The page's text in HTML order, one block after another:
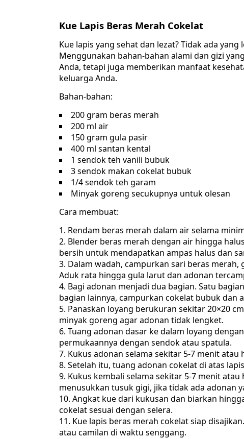
Kue Lapis Beras Merah Cokelat
Kue lapis yang sehat dan lezat? Tidak ada
Menggunakan bahan-bahan alami dan gizi
Anda, tetapi juga memberikan manfaat
keluarga Anda.
Bahan-bahan:
200 gram beras merah
200 ml air
150 gram gula pasir
400 ml santan kental
1 sendok teh vanili bubuk
3 sendok makan cokelat bubuk
1/4 sendok teh garam
Minyak goreng secukupnya untuk olesan
Cara membuat:
Rendam beras merah dalam air selama
Blender beras merah dengan air hingga
bersih untuk mendapatkan ampas halus dan
Dalam wadah, campurkan sari beras
Aduk rata hingga gula larut dan adonan
Bagi adonan menjadi dua bagian. Satu
bagian lainnya, campurkan cokelat bubuk dan
Panaskan loyang berukuran sekitar 20×20
minyak goreng agar adonan tidak lengket.
Tuang adonan dasar ke dalam loyang
permukaannya dengan sendok atau spatula.
Kukus adonan selama sekitar 5-7 menit atau
Setelah itu, tuang adonan cokelat di atas
Kukus kembali selama sekitar 5-7 menit
menusukkan tusuk gigi, jika tidak ada adonan
Angkat kue dari kukusan dan biarkan
cokelat sesuai dengan selera.
Kue lapis beras merah cokelat siap
atau camilan di waktu senggang.